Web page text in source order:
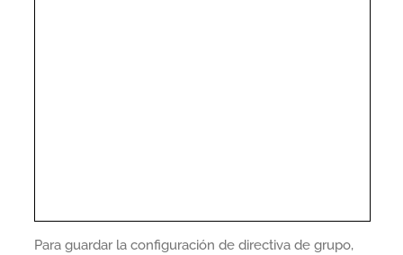
Para guardar la configuración de directiva de grupo,